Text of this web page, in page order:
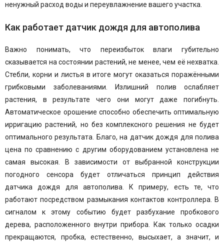
ненужный расход воды и переувлажнение вашего участка.
Как работает датчик дождя для автополива
Важно понимать, что переизбыток влаги губительно
сказывается на состоянии растений, не менее, чем её нехватка.
Стебли, корни и листья в итоге могут оказаться поражёнными
грибковыми заболеваниями. Излишний полив ослабляет
растения, в результате чего они могут даже погибнуть.
Автоматическое орошение способно обеспечить оптимальную
ирригацию растений, но без комплексного решения не будет
оптимального результата. Благо, на датчик дождя для полива
цена по сравнению с другим оборудованием установлена не
самая высокая. В зависимости от выбранной конструкции
погодного сенсора будет отличаться принцип действия
датчика дождя для автополива. К примеру, есть те, что
работают посредством размыкания контактов контроллера. В
сигналом к этому событию будет разбухание пробкового
дерева, расположенного внутри прибора. Как только осадки
прекращаются, пробка, естественно, высыхает, а значит, и